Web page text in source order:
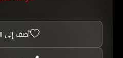
الحليب, (فادي) ولد ييتماً
جده.
أضف إلى